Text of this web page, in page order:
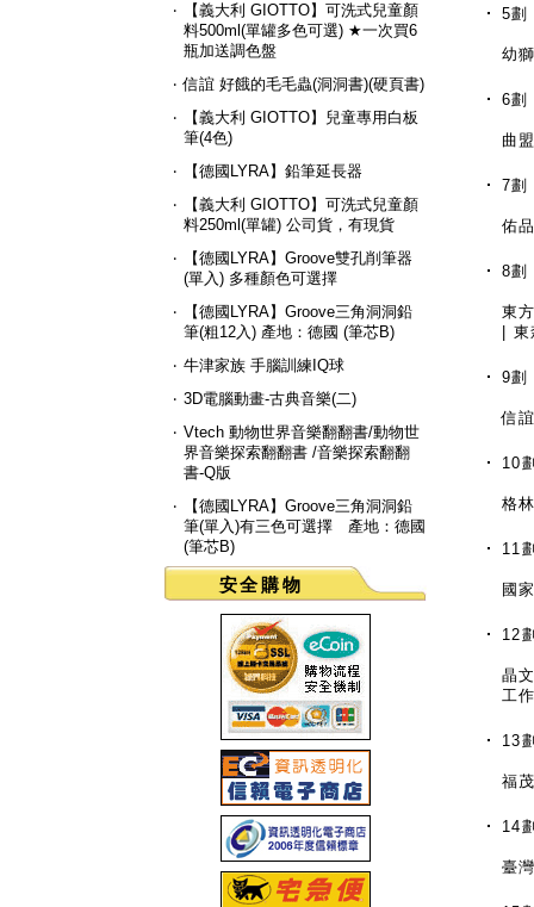
‧
【義大利 GIOTTO】可洗式兒童顏
料500ml(單罐多色可選) ★一次買6
瓶加送調色盤
‧ 信誼 好餓的毛毛蟲(洞洞書)(硬頁書)
‧
【義大利 GIOTTO】兒童專用白板
筆(4色)
‧
【德國LYRA】鉛筆延長器
‧
【義大利 GIOTTO】可洗式兒童顏
料250ml(單罐) 公司貨，有現貨
‧
【德國LYRA】Groove雙孔削筆器
(單入) 多種顏色可選擇
‧
【德國LYRA】Groove三角洞洞鉛
筆(粗12入) 產地：德國 (筆芯B)
‧ 牛津家族 手腦訓練IQ球
‧ 3D電腦動畫-古典音樂(二)
‧ Vtech 動物世界音樂翻翻書/動物世
界音樂探索翻翻書 /音樂探索翻翻
書-Q版
‧
【德國LYRA】Groove三角洞洞鉛
筆(單入)有三色可選擇 產地：德國
(筆芯B)
安全購物
5劃
幼
6劃
曲
7劃
佑
8劃
東
東
9劃
信
10
格
11
國
12
晶
工
13
福
14
臺